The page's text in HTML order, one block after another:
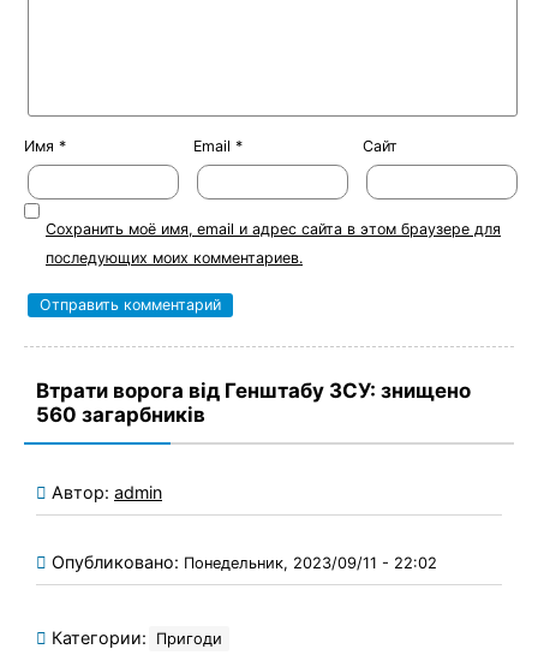
Имя * Email * Сайт
Сохранить моё имя, email и адрес сайта в этом браузере для
последующих моих комментариев.
Втрати ворога від Генштабу ЗСУ: знищено
560 загарбників
Автор: admin
Опубликовано: Понедельник, 2023/09/11 - 22:02
Категории: Пригоди